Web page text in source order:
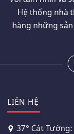
Hệ thống nhà
hàng những
LIÊN HỆ
37° Cát